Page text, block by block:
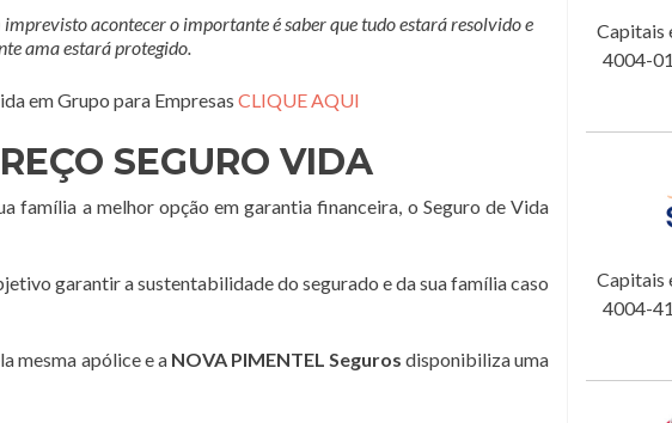
imprevisto acontecer o importante é saber que tudo estará resolvido e
ama estará protegido.
em Grupo para Empresas CLIQUE AQUI
SEGURO VIDA
família a melhor opção em garantia financeira, o Seguro de Vida
garantir a sustentabilidade do segurado e da sua família caso
mesma apólice e a NOVA PIMENTEL Seguros disponibiliza uma
Capitais
4004-
Capitais
4004-